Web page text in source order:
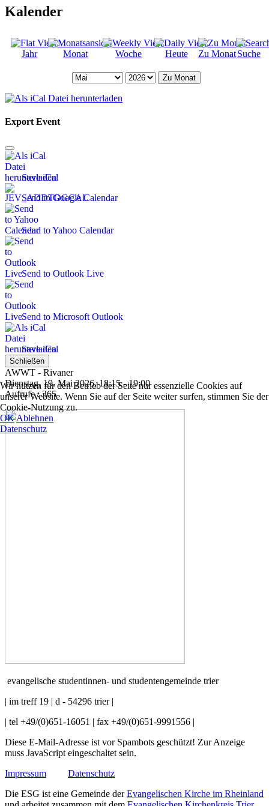
Kalender
Jahr Monat Woche Heute Zu MonatSuche
Zu Monat
Export Event
Save iCal
Send to Google Calendar
Send to Yahoo Calendar
Send to Outlook Live
Send to Microsoft Outlook
Save iCal
Schließen
AWWT - Rivaner
Dienstag, 19. Mai 2026, 18:15 - 19:00
Aufrufe: 365
evangelische studentinnen- und studentengemeinde trier
| im treff 19 | d - 54296 trier |
| tel +49/(0)651-16051 | fax +49/(0)651-9991556 |
Diese E-Mail-Adresse ist vor Spambots geschützt! Zur Anzeige
muss JavaScript eingeschaltet sein.
Impressum
Datenschutz
Die ESG ist eine Gemeinde derEvangelischen Kirche im Rheinland
Wir nutzen für den Betrieb der Seite nur essenzielle Cookies auf
unserer Website. Wenn Sie auf der Seite weiter surfen, stimmen Sie der
Cookie-Nutzung zu.
OK Ablehnen
Datenschutz